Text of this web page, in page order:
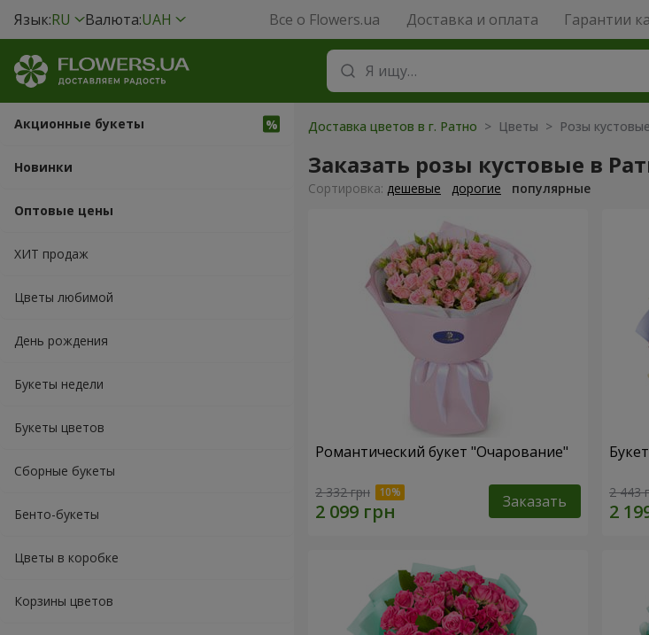
Язык:RU Валюта:UAH Все о Flowers.ua Доставка и оплата Гарантии
Акционные букеты
Новинки
Оптовые цены
ХИТ продаж
Цветы любимой
День рождения
Букеты недели
Букеты цветов
Сборные букеты
Бенто-букеты
Цветы в коробке
Корзины цветов
Доставка цветов в г. Ратно > Цветы > Розы кустовые
Заказать розы кустовые в
Cортировка: дешевые дорогие популярные
Романтический букет "Очарование"
2 332 грн Заказать 2 443